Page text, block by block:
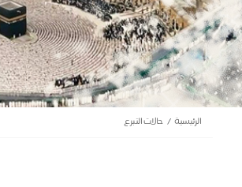
الرئيسية حالات التبرع